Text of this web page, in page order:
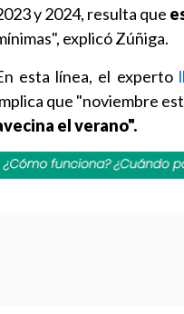
y 2024, resulta que
explicó Zúñiga.
esta línea, el experto
que "noviembre
el verano".